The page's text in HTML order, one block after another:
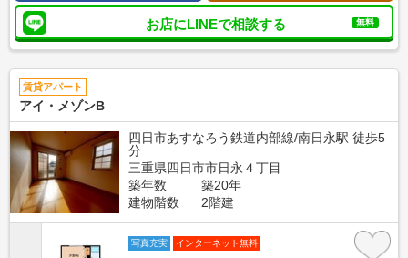
お店にLINEで相談する 無料
賃貸アパート
アイ・メゾンB
四日市あすなろう鉄道内部線/南日永駅 徒歩5
分
三重県四日市市日永４丁目
築年数
築20年
建物階数
2階建
写真充実 インターネット無料